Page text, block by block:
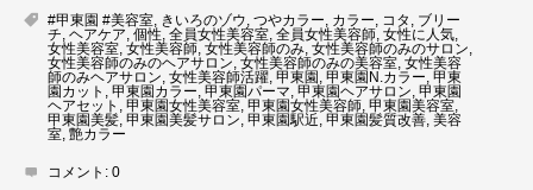
#甲東園 #美容室, きいろのゾウ, つやカラー, カラー, コタ , ブリー
チ, ヘアケア, 個性, 全員女性美容室, 全員女性美容師, 女性に人気,
女性美容室, 女性美容師, 女性美容師のみ, 女性美容師のみのサロン,
女性美容師のみのヘアサロン, 女性美容師のみの美容室, 女性美容
師のみヘアサロン, 女性美容師活躍, 甲東園 , 甲東園N.カラー, 甲東
園カット , 甲東園カラー, 甲東園パーマ, 甲東園ヘアサロン, 甲東園
ヘアセット , 甲東園女性美容室, 甲東園女性美容師, 甲東園美容室,
甲東園美髪, 甲東園美髪サロン, 甲東園駅近, 甲東園髪質改善, 美容
室, 艶カラー
コメント: 0